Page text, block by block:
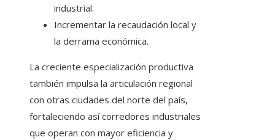
industrial.
Incrementar la recaudación local y
la derrama económica.
La creciente especialización productiva
también impulsa la articulación regional
con otras ciudades del norte del país,
fortaleciendo así corredores industriales
que operan con mayor eficiencia y